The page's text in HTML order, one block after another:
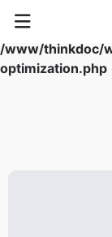
Warning
: Array
/www/thinkdoc/
optimization.php